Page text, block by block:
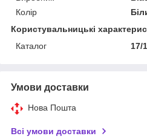
Колір
Користувальницькі
Каталог
17/
Умови доставки
Нова Пошта
Всі умови доставки